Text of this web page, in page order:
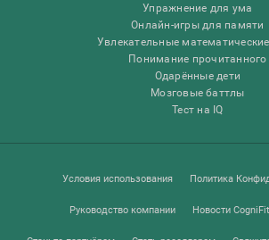
Упражнение для ума
Онлайн-игры для памяти
Увлекательные
Понимание прочитанного
Одарённые дети
Мозговые баттлы
Тест на IQ
Условия использования Политика
Руководство компании Новости CogniFit